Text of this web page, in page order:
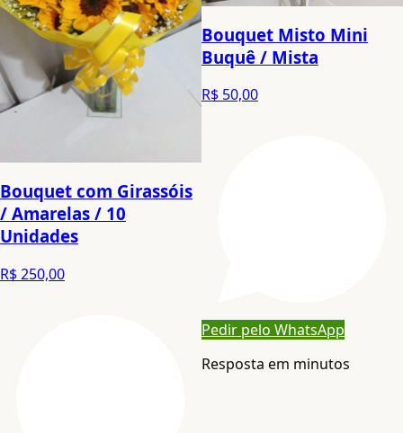
Bouquet com Girassóis
/ Amarelas / 10
Unidades
R$ 250,00
Bouquet Misto Mini
Buquê / Mista
R$ 50,00
Pedir pelo WhatsApp
Resposta em minutos